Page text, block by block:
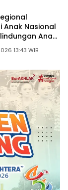
Anak Nasional
Anak
13:43 WIB